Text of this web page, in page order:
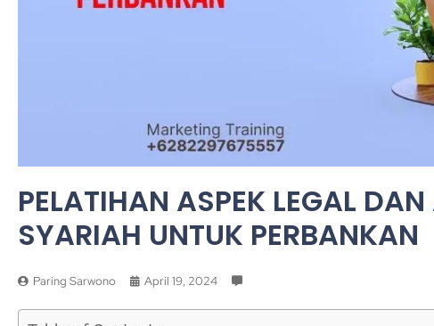
PELATIHAN ASPEK LEGAL
SYARIAH UNTUK PERBANKAN
Paring Sarwono April 19, 2024